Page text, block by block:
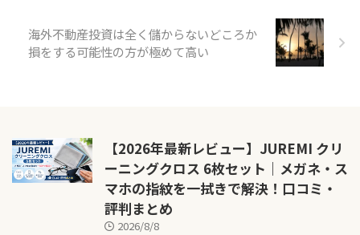
海外不動産投資は全く儲からないどころか
損をする可能性の方が極めて高い
【2026年最新レビュー】JUREMI クリ
ーニングクロス 6枚セット｜メガネ・ス
マホの指紋を一拭きで解決！口コミ・
評判まとめ
2026/8/8